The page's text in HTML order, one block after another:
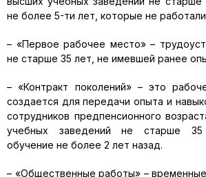
не более 5-ти лет, которые не
– «Первое рабочее место» –
не старше 35 лет, не имевшей ранее
– «Контракт поколений» – это
создается для передачи опыта и
сотрудников предпенсионного
учебных заведений не старше 35
обучение не более 2 лет назад.
– «Общественные работы» –